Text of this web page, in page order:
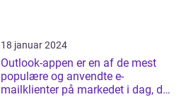
18 januar 2024
Outlook-appen er en af de mest
populære og anvendte e-
mailklienter på markedet i dag, der